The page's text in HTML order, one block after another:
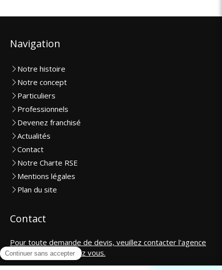
Navigation
Notre histoire
Notre concept
Particuliers
Professionnels
Devenez franchisé
Actualités
Contact
Notre Charte RSE
Mentions légales
Plan du site
Contact
Pour toute demande de devis, veuillez contacter l'agence
la plus proche de chez vous.